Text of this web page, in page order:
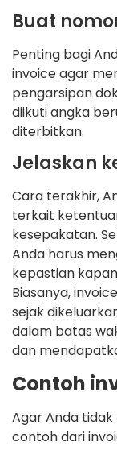
Buat
Penting bagi
invoice agar
pengarsipan
diikuti angka
diterbitkan.
Jelaskan
Cara terakhir,
terkait
kesepakatan.
Anda harus
kepastian
Biasanya,
sejak
dalam batas
dan
Contoh
Agar Anda
contoh dari